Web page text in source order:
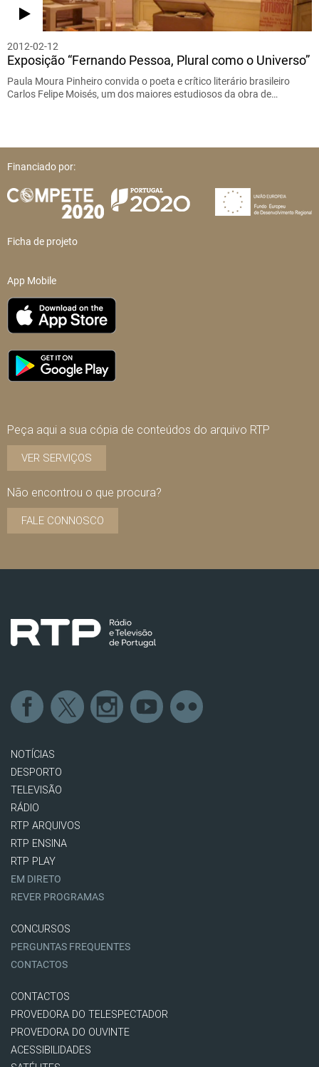
2012-02-12
Exposição “Fernando Pessoa, Plural como o Universo”
Paula Moura Pinheiro convida o poeta e crítico literário brasileiro
Carlos Felipe Moisés, um dos maiores estudiosos da obra de…
Financiado por:
Ficha de projeto
App Mobile
Peça aqui a sua cópia de conteúdos do arquivo RTP
VER SERVIÇOS
Não encontrou o que procura?
FALE CONNOSCO
NOTÍCIAS
DESPORTO
TELEVISÃO
RÁDIO
RTP ARQUIVOS
RTP ENSINA
RTP PLAY
EM DIRETO
REVER PROGRAMAS
CONCURSOS
PERGUNTAS FREQUENTES
CONTACTOS
CONTACTOS
PROVEDORA DO TELESPECTADOR
PROVEDORA DO OUVINTE
ACESSIBILIDADES